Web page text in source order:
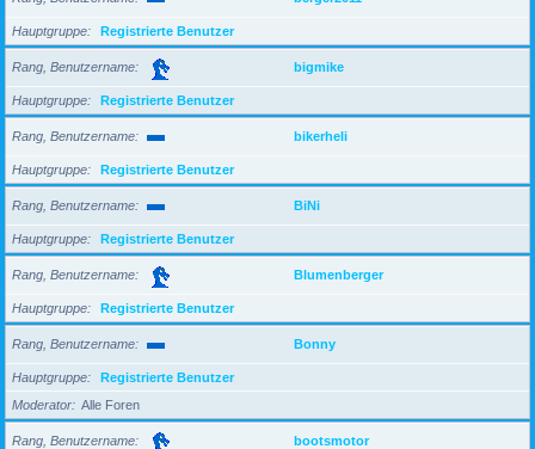
Hauptgruppe Registrierte Benutzer
Rang, Benutzername bigmike
Hauptgruppe Registrierte Benutzer
Rang, Benutzername bikerheli
Hauptgruppe Registrierte Benutzer
Rang, Benutzername BiNi
Hauptgruppe Registrierte Benutzer
Rang, Benutzername Blumenberger
Hauptgruppe Registrierte Benutzer
Rang, Benutzername Bonny
Hauptgruppe
Registrierte Benutzer
Moderator
Alle Foren
Rang, Benutzername bootsmotor